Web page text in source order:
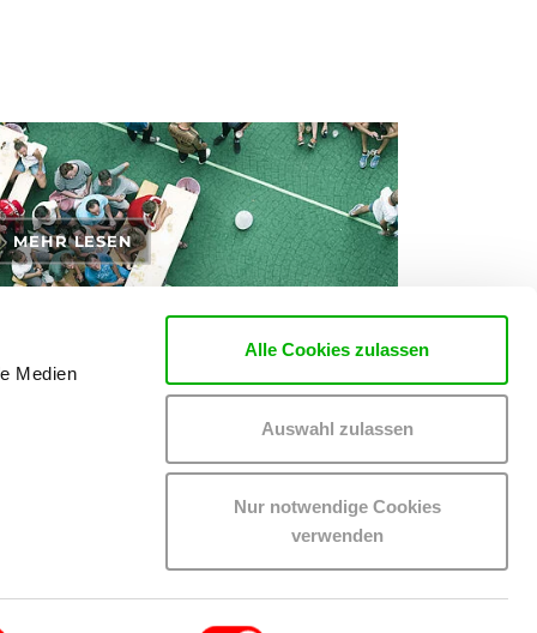
Medien
Alle Cookies zulassen
Auswahl zulassen
Nur notwendige Cookies
verwenden
MEHR LESEN
zu den Themen Tickets, Konzerte und Partys